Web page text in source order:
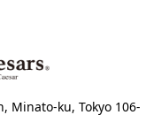
Minato-ku, Tokyo 106-